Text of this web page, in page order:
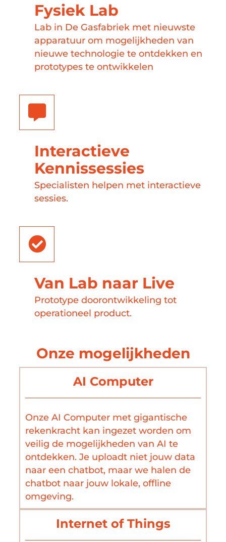
Fysiek Lab
Lab in De Gasfabriek met nieuwste
apparatuur om mogelijkheden van
nieuwe technologie te ontdekken en
prototypes te ontwikkelen
Interactieve
Kennissessies
Specialisten helpen met interactieve
sessies.
Van Lab naar Live
Prototype doorontwikkeling tot
operationeel product.
Onze mogelijkheden
AI Computer
Onze AI Computer met gigantische
rekenkracht kan ingezet worden om
veilig de mogelijkheden van AI te
ontdekken. Je uploadt niet jouw data
naar een chatbot, maar we halen de
chatbot naar jouw lokale, offline
omgeving.
Internet of Things